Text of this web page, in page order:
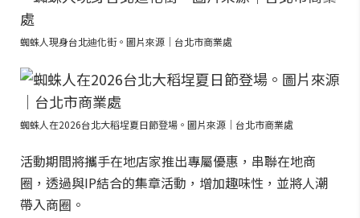
蜘蛛人現身台北迪化街。圖片來源｜台北市商業處
蜘蛛人在2026台北大稻埕夏日節登場。圖片來源｜台北市商業處
活動期間將攜手在地店家推出專屬優惠，串聯在地商
圈，透過與IP結合的集章活動，增加趣味性，並將人潮
帶入商圈。